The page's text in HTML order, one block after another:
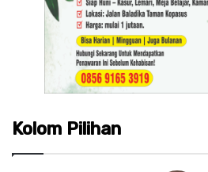
Kolom Pilihan